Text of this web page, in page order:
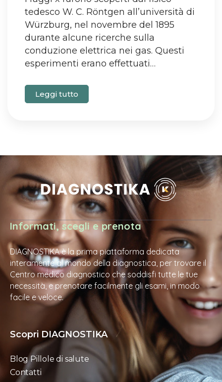
tedesco W. C. Röntgen all’università di
Würzburg, nel novembre del 1895
durante alcune ricerche sulla
conduzione elettrica nei gas. Questi
esperimenti erano effettuati…
Leggi tutto
Informati, scegli e prenota
DIAGNOSTIKA è la prima piattaforma dedicata
interamente al mondo della diagnostica, per trovare il
Centro medico diagnostico che soddisfi tutte le tue
necessità, e prenotare facilmente gli esami, in modo
facile e veloce.
Scopri DIAGNOSTIKA
Blog Pillole di salute
Contatti